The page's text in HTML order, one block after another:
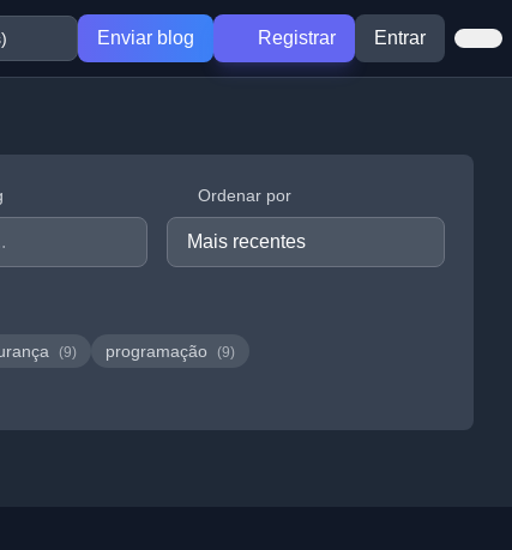
Enviar blog Registrar Entrar
Ordenar por
(9) programação (9)